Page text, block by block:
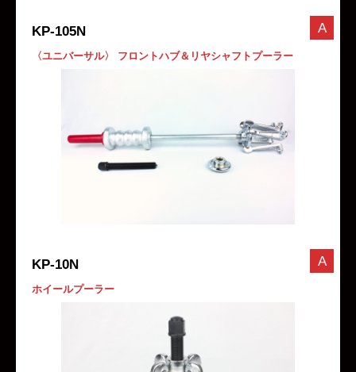
KP-105N
〈ユニバーサル〉 フロントハブ＆リヤシャフトプーラー
A
KP-10N
ホイールプーラー
A